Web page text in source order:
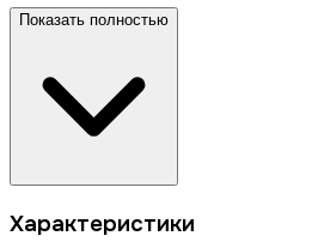
Показать полностью
Характеристики